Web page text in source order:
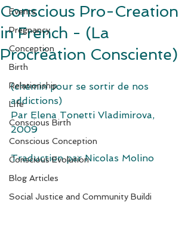
Events
Pregnancy
Conception
Birth
Relationship
Life
Conscious Birth
Conscious Conception
Conscious Evolution
Blog Articles
Social Justice and Community Buildi
Conscious Pro-Creation
in French - (La
Procréation Consciente)
(chemin pour se sortir de nos
addictions)
Par Elena Tonetti Vladimirova,
2009
Traduction par Nicolas Molino